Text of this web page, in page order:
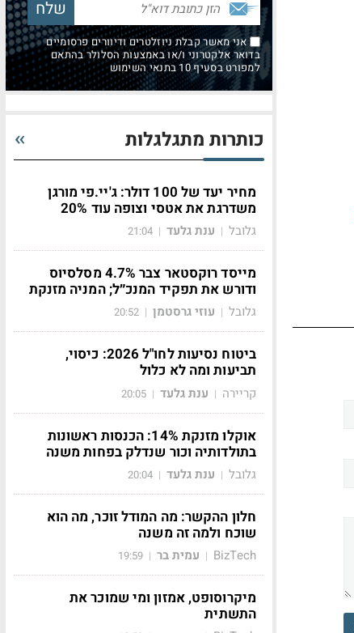
אני מאשר קבלת ניוזלטרים ודיוורים פרסומיים
בדואר אלקטרוני ו/או באמצעות הסלולר בהתאם
למפורט בסעיף 10 בתנאי השימוש
כותרות מתגלגלות
מחיר יעד של 100 דולר: ג'יי.פי מורגן
משדרגת את אטסי וצופה עוד 20%
גלובל | ענת גלעד |
21:04
מייסד רוקסטאר צבר 4.7% מסלסיוס
ודורש את תפקיד המנכ״ל; המניה מזנקת
גלובל | עוזי גרסטמן |
20:52
ביטוח נסיעות לחו"ל 2026: כיסוי,
תביעות ומה לא כלול
קריירה | ענת גלעד |
20:05
אוקלו מזנקת 14%: הכנסות ראשונות
בתולדותיה וכור שנדלק בפחות משנה
גלובל | ענת גלעד |
20:04
חלון ההקשר: מה המודל זוכר, מה הוא
שוכח ולמה זה משנה
BizTech
| עמית בר |
19:59
מיקרוסופט, אמזון ומי שמוכר את
התשתית